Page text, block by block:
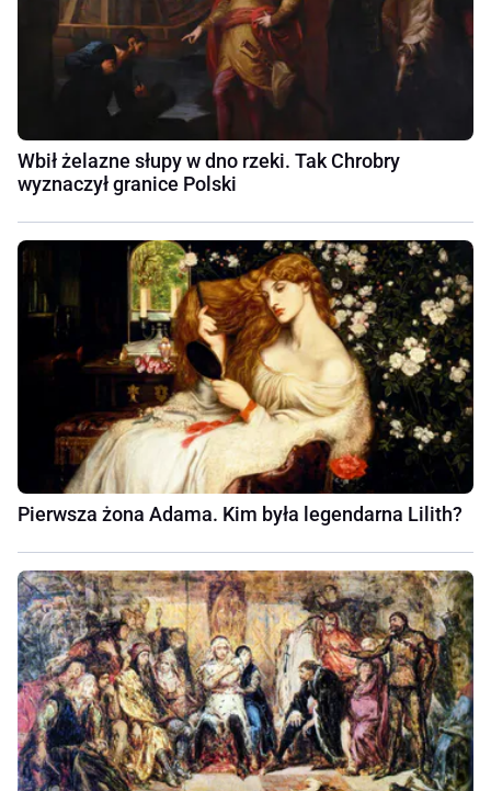
Wbił żelazne słupy w dno rzeki. Tak Chrobry
wyznaczył granice Polski
Pierwsza żona Adama. Kim była legendarna Lilith?